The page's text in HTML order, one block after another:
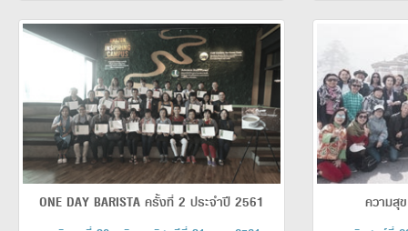
ONE DAY BARISTA ครั้งที่ 2 ประจำปี 2561
ความสุ